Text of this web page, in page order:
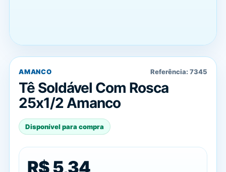
AMANCO Referência: 7345
Tê Soldável Com Rosca
25x1/2 Amanco
Disponível para compra
R$ 5,34